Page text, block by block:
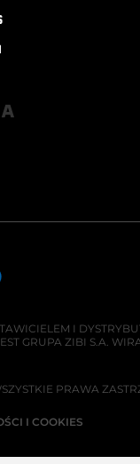
I
GRUPA ZIBI S.A.
PRAWA
I COOKIES